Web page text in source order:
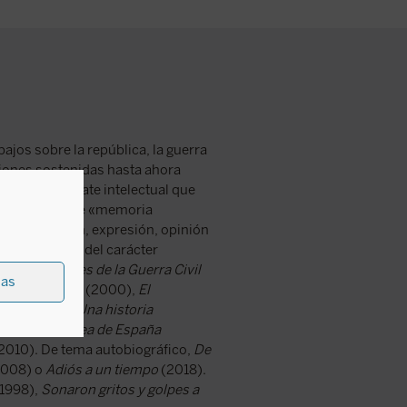
sobre la república, la guerra
sostenidas hasta ahora
vez del debate intelectual que
con leyes de «memoria
expresión, opinión
contrarias y del carácter
Los orígenes de la Guerra Civil
mismos (2000), El
Una historia
de España
De tema autobiográfico, De
o Adiós a un tiempo(2018).
Sonaron gritos y golpes a